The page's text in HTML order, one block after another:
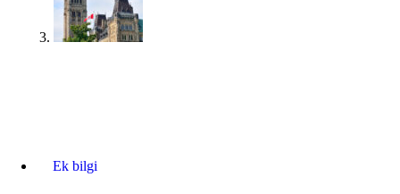
Ek bilgi